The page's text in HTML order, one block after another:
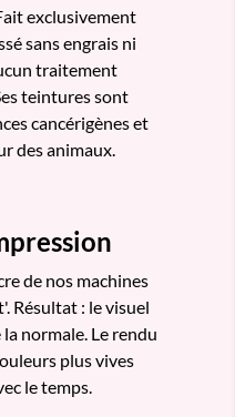
exclusivement
sans engrais ni
traitement
teintures sont
cancérigènes et
des animaux.
de nos machines
Résultat : le visuel
normale. Le rendu
plus vives
le temps.